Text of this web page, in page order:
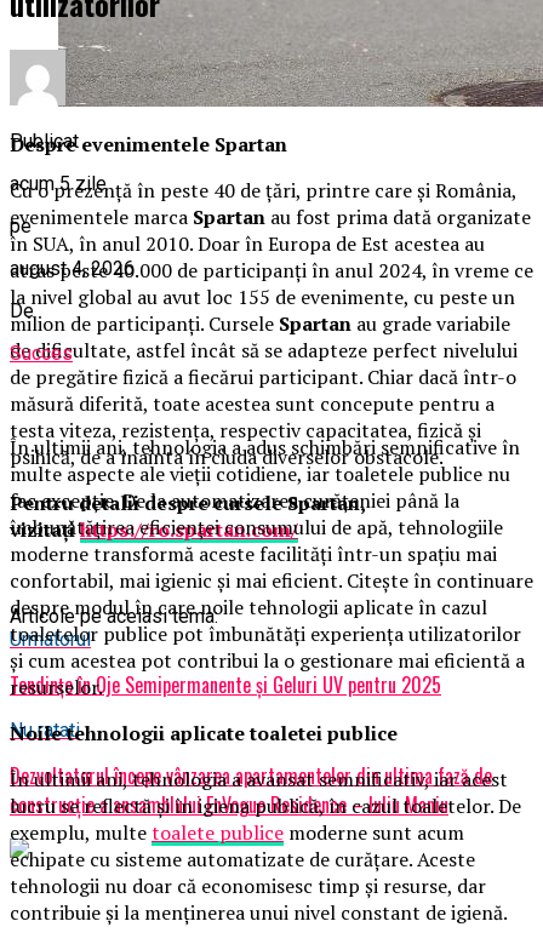
Despre evenimentele Spartan
Cu o prezență în peste 40 de țări, printre care și România,
evenimentele marca Spartan au fost prima dată organizate
în SUA, în anul 2010. Doar în Europa de Est acestea au
atras peste 40.000 de participanți în anul 2024, în vreme ce
la nivel global au avut loc 155 de evenimente, cu peste un
milion de participanți. Cursele Spartan au grade variabile
de dificultate, astfel încât să se adapteze perfect nivelului
de pregătire fizică a fiecărui participant. Chiar dacă într-o
măsură diferită, toate acestea sunt concepute pentru a
testa viteza, rezistența, respectiv capacitatea, fizică și
psihică, de a înainta în ciuda diverselor obstacole.
Pentru detalii despre cursele Spartan,
vizitațihttps://ro.spartan.com/
Articole pe aceiasi tema:
Urmatorul
Tendințe în Oje Semipermanente și Geluri UV pentru 2025
Nu ratati
Dezvoltatorul începe vânzarea apartamentelor din ultima fază de
construcție a ansamblului EnVogue Residence – Iuliu Maniu
Publicat
acum 5 zile
pe
august 4, 2026
De
Succes
În ultimii ani, tehnologia a adus schimbări semnificative în
multe aspecte ale vieții cotidiene, iar toaletele publice nu
fac excepție. De la automatizarea curățeniei până la
îmbunătățirea eficienței consumului de apă, tehnologiile
moderne transformă aceste facilități într-un spațiu mai
confortabil, mai igienic și mai eficient. Citește în continuare
despre modul în care noile tehnologii aplicate în cazul
toaletelor publice pot îmbunătăți experiența utilizatorilor
și cum acestea pot contribui la o gestionare mai eficientă a
resurselor.
Noile tehnologii aplicate toaletei publice
În ultimii ani, tehnologia a avansat semnificativ, iar acest
lucru se reflectă și în igiena publică, în cazul toaletelor. De
exemplu, multetoalete publice moderne sunt acum
echipate cu sisteme automatizate de curățare. Aceste
tehnologii nu doar că economisesc timp și resurse, dar
contribuie și la menținerea unui nivel constant de igienă.